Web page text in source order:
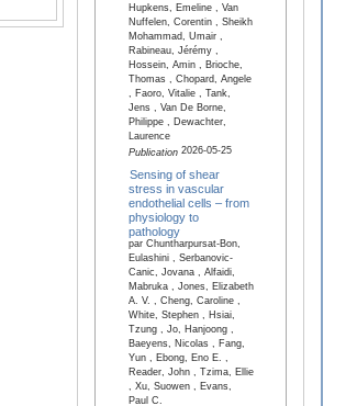
Hupkens, Emeline , Van
Nuffelen, Corentin , Sheikh
Mohammad, Umair ,
Rabineau, Jérémy ,
Hossein, Amin , Brioche,
Thomas , Chopard, Angele
, Faoro, Vitalie , Tank,
Jens , Van De Borne,
Philippe , Dewachter,
Laurence
Publication2026-05-25
Sensing of shear
stress in vascular
endothelial cells – from
physiology to
pathology
par Chuntharpursat-Bon,
Eulashini , Serbanovic-
Canic, Jovana , Alfaidi,
Mabruka , Jones, Elizabeth
A. V. , Cheng, Caroline ,
White, Stephen , Hsiai,
Tzung , Jo, Hanjoong ,
Baeyens, Nicolas , Fang,
Yun , Ebong, Eno E. ,
Reader, John , Tzima, Ellie
, Xu, Suowen , Evans,
Paul C.